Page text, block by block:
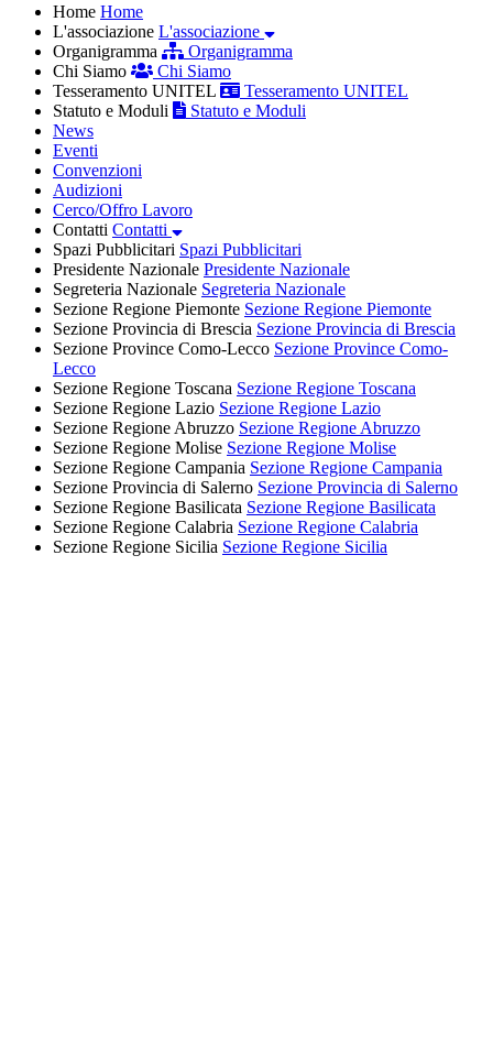
Home Home
L'associazione L'associazione
Organigramma
Organigramma
Chi Siamo
Chi Siamo
Tesseramento UNITEL
Tesseramento UNITEL
Statuto e Moduli
Statuto e Moduli
News
Eventi
Convenzioni
Audizioni
Cerco/Offro Lavoro
Contatti Contatti
Spazi Pubblicitari Spazi Pubblicitari
Presidente Nazionale Presidente Nazionale
Segreteria Nazionale Segreteria Nazionale
Sezione Regione Piemonte Sezione Regione Piemonte
Sezione Provincia di Brescia Sezione Provincia di Brescia
Sezione Province Como-Lecco Sezione Province Como-
Lecco
Sezione Regione Toscana Sezione Regione Toscana
Sezione Regione Lazio Sezione Regione Lazio
Sezione Regione Abruzzo Sezione Regione Abruzzo
Sezione Regione Molise Sezione Regione Molise
Sezione Regione Campania Sezione Regione Campania
Sezione Provincia di Salerno Sezione Provincia di Salerno
Sezione Regione Basilicata Sezione Regione Basilicata
Sezione Regione Calabria Sezione Regione Calabria
Sezione Regione Sicilia Sezione Regione Sicilia